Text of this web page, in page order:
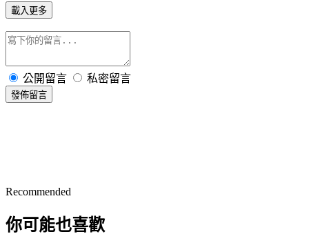
載入更多
公開留言 私密留言
發佈留言
Recommended
你可能也喜歡